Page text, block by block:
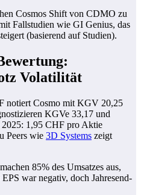
Cosmos Shift von CDMO zu
Fallstudien wie GI Genius, das
(basierend auf Studien).
Volatilität
notiert Cosmo mit KGV 20,25
KGVe 33,17 und
1,95 CHF pro Aktie
Peers wie 3D Systems zeigt
85% des Umsatzes aus,
war negativ, doch Jahresend-